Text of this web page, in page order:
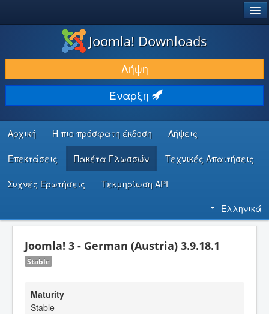
ΛΉΨΕΙΣ & ΕΠΕΚΤΆΣΕΙΣ
ΕΎΡΕΣΗ & ΜΆΘΗΣΗ
ΚΟΙΝΌΤΗΤΑ & ΥΠΟΣΤΉΡΙΞΗ
ΠΌΡΟΙ ΠΡΟΓΡΑΜΜΑΤΙΣΤΏΝ
Joomla! Downloads
Λήψη
Έναρξη
Αρχική Η πιο πρόσφατη έκδοση Λήψεις
Επεκτάσεις Πακέτα Γλωσσών Τεχνικές Απαιτήσεις
Συχνές Ερωτήσεις Τεκμηρίωση API
Ελληνικά
Joomla! 3 - German (Austria) 3.9.18.1
Stable
Maturity
Stable